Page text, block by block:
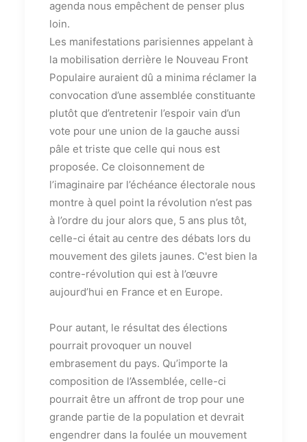
agenda nous empêchent de penser plus
loin.
Les manifestations parisiennes appelant à
la mobilisation derrière le Nouveau Front
Populaire auraient dû a minima réclamer la
convocation d’une assemblée constituante
plutôt que d’entretenir l’espoir vain d’un
vote pour une union de la gauche aussi
pâle et triste que celle qui nous est
proposée. Ce cloisonnement de
l’imaginaire par l’échéance électorale nous
montre à quel point la révolution n’est pas
à l’ordre du jour alors que, 5 ans plus tôt,
celle-ci était au centre des débats lors du
mouvement des gilets jaunes. C'est bien la
contre-révolution qui est à l’œuvre
aujourd’hui en France et en Europe.
Pour autant, le résultat des élections
pourrait provoquer un nouvel
embrasement du pays. Qu’importe la
composition de l’Assemblée, celle-ci
pourrait être un affront de trop pour une
grande partie de la population et devrait
engendrer dans la foulée un mouvement